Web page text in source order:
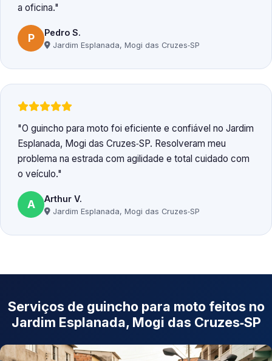
a oficina.
P Pedro S.
Jardim Esplanada, Mogi das Cruzes‑SP
O guincho para moto foi eficiente e confiável no Jardim
Esplanada, Mogi das Cruzes‑SP. Resolveram meu
problema na estrada com agilidade e total cuidado com
o veículo.
A Arthur V.
Jardim Esplanada, Mogi das Cruzes‑SP
Serviços de guincho para moto feitos no
Jardim Esplanada, Mogi das Cruzes‑SP